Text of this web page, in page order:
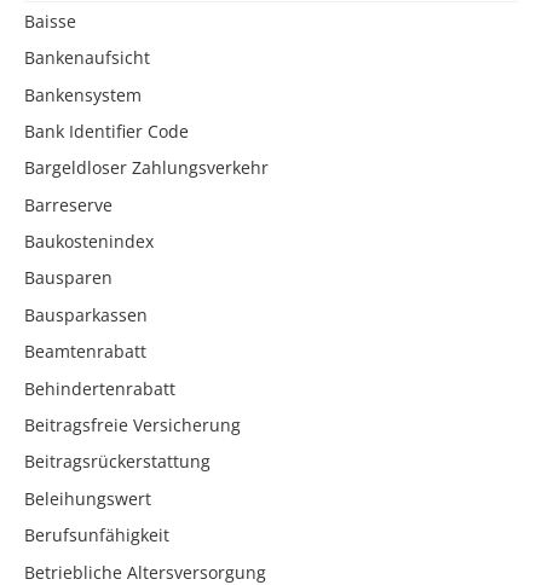
Baisse
Bankenaufsicht
Bankensystem
Bank Identifier Code
Bargeldloser Zahlungsverkehr
Barreserve
Baukostenindex
Bausparen
Bausparkassen
Beamtenrabatt
Behindertenrabatt
Beitragsfreie Versicherung
Beitragsrückerstattung
Beleihungswert
Berufsunfähigkeit
Betriebliche Altersversorgung